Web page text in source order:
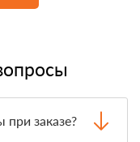
при заказе?